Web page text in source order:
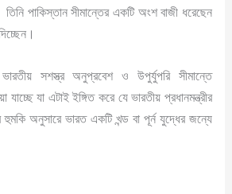
তিনি পাকিস্তান সীমান্তের একটি অংশ বাজী ধরেছেন
সশস্ত্র অনুপ্রবেশ ও উপুর্যুপরি সীমান্তে
যাচ্ছে যা এটাই ইঙ্গিত করে যে ভারতীয় প্রধানমন্ত্রীর
অনুসারে ভারত একটি খন্ড বা পূর্ন যুদ্ধের জন্যে